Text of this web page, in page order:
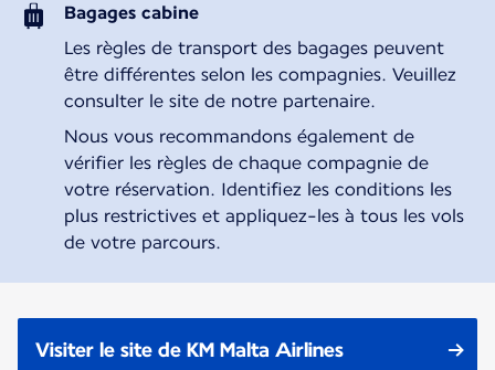
Bagages cabine
Les règles de transport des bagages peuvent
être différentes selon les compagnies. Veuillez
consulter le site de notre partenaire.
Nous vous recommandons également de
vérifier les règles de chaque compagnie de
votre réservation. Identifiez les conditions les
plus restrictives et appliquez-les à tous les vols
de votre parcours.
Visiter le site de KM Malta Airlines